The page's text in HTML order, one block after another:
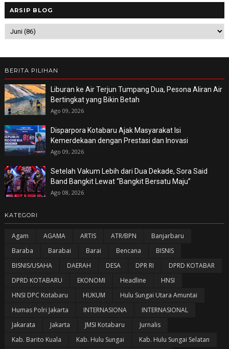
ARSIP BLOG
BERITA PILIHAN
Liburan ke Air Terjun Tumpang Dua, Pesona Aliran Air
Bertingkat yang Bikin Betah
Ago 09, 2026
Disparpora Kotabaru Ajak Masyarakat Isi
Kemerdekaan dengan Prestasi dan Inovasi
Ago 09, 2026
Setelah Vakum Lebih dari Dua Dekade, Sora Said
Band Bangkit Lewat “Bangkit Bersatu Maju”
Ago 08, 2026
KATEGORI
Agam AGAMA ARTIS ATR/BPN
Banjarbaru
Baraba
Barabai Barai Bencana
BISNIS
BISNIS/USAHA
DAERAH DESA DPR RI
DPRD KOTABAR
DPRD KOTABARU
EKONOMI Headline
HNSI
HNSI DPC Kotabaru
HUKUM
Hulu Sungai Utara Amuntai
Humas Polri Jakarta
INTERNASIONA
INTERNASIONAL
Jakarata
Jakarta JMSI Kotabaru
Jurnalis
Kab. Barito Kuala
Kab. Hulu Sungai
Kab. Hulu Sungai Selatan